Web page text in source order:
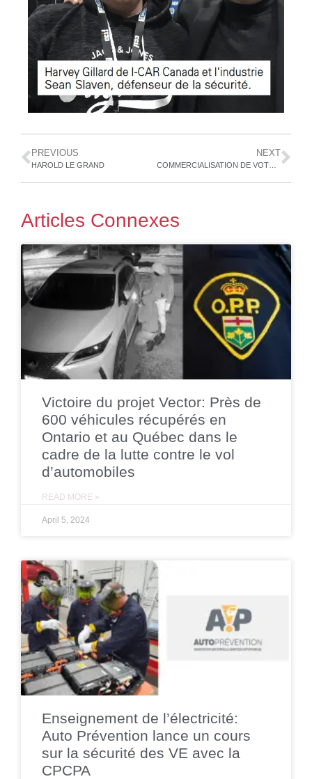
PREVIOUS
HAROLD LE GRAND
NEXT
COMMERCIALISATION DE VOTRE ATELIER DE REPARATION
Articles Connexes
Victoire du projet Vector: Près de
600 véhicules récupérés en
Ontario et au Québec dans le
cadre de la lutte contre le vol
d’automobiles
READ MORE »
April 5, 2024
Enseignement de l’électricité:
Auto Prévention lance un cours
sur la sécurité des VE avec la
CPCPA